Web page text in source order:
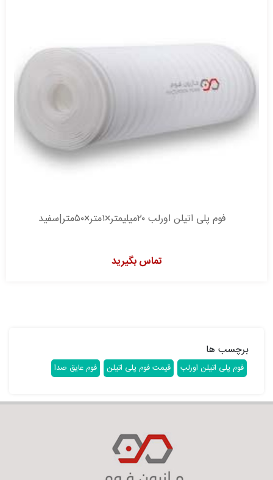
فوم پلی اتیلن اورلب ۲۰میلیمتر×۱متر×۵۰متر|سفید
تماس بگیرید
برچسب ها
فوم پلی اتیلن اورلب قیمت فوم پلی اتیلن فوم عایق صدا